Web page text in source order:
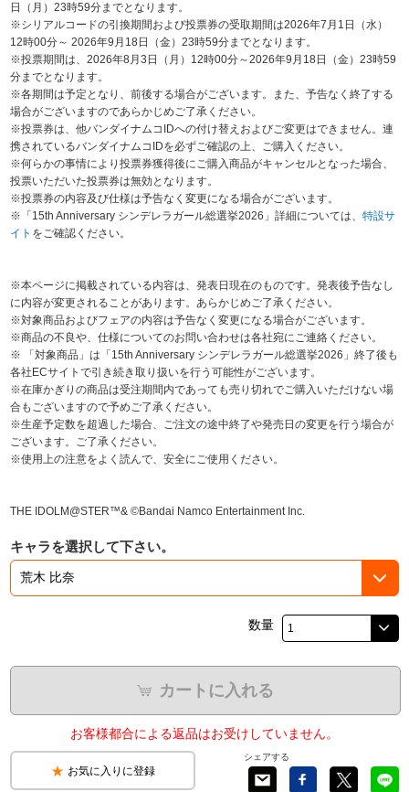
日（月）23時59分までとなります。
※シリアルコードの引換期間および投票券の受取期間は2026年7月1日（水）
12時00分～ 2026年9月18日（金）23時59分までとなります。
※投票期間は、2026年8月3日（月）12時00分～2026年9月18日（金）23時59
分までとなります。
※各期間は予定となり、前後する場合がございます。また、予告なく終了する
場合がございますのであらかじめご了承ください。
※投票券は、他バンダイナムコIDへの付け替えおよびご変更はできません。連
携されているバンダイナムコIDを必ずご確認の上、ご購入ください。
※何らかの事情により投票券獲得後にご購入商品がキャンセルとなった場合、
投票いただいた投票券は無効となります。
※投票券の内容及び仕様は予告なく変更になる場合がございます。
※「15th Anniversary シンデレラガール総選挙2026」詳細については、特設サ
イト をご確認ください。
※本ページに掲載されている内容は、発表日現在のものです。発表後予告なし
に内容が変更されることがあります。あらかじめご了承ください。
※対象商品およびフェアの内容は予告なく変更になる場合がございます。
※商品の不良や、仕様についてのお問い合わせは各社宛にご連絡ください。
※ 「対象商品」は「15th Anniversary シンデレラガール総選挙2026」終了後も
各社ECサイトで引き続き取り扱いを行う可能性がございます。
※在庫かぎりの商品は受注期間内であっても売り切れでご購入いただけない場
合もございますので予めご了承ください。
※生産予定数を超過した場合、ご注文の途中終了や発売日の変更を行う場合が
ございます。ご了承ください。
※使用上の注意をよく読んで、安全にご使用ください。
THE IDOLM@STER™& ©Bandai Namco Entertainment Inc.
キャラを選択して下さい。
数量
カートに入れる
お客様都合による返品はお受けしていません。
お気に入りに登録
シェアする